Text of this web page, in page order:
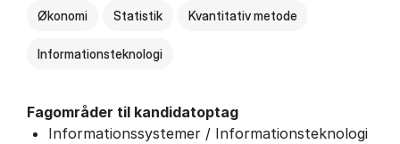
Økonomi Statistik Kvantitativ metode
Informationsteknologi
Fagområder til kandidatoptag
Informationssystemer / Informationsteknologi